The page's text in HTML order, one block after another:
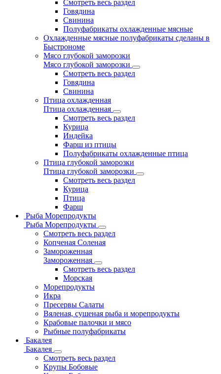
Смотреть весь раздел
Говядина
Свинина
Полуфабрикаты охлажденные мясные
Охлажденные мясные полуфабрикаты сделаны в
Быстрономе
Мясо глубокой заморозки
Мясо глубокой заморозки
Смотреть весь раздел
Говядина
Свинина
Птица охлажденная
Птица охлажденная
Смотреть весь раздел
Курица
Индейка
Фарш из птицы
Полуфабрикаты охлажденные птица
Птица глубокой заморозки
Птица глубокой заморозки
Смотреть весь раздел
Курица
Птица
Фарш
Рыба Морепродукты
Рыба Морепродукты
Смотреть весь раздел
Копченая Соленая
Замороженная
Замороженная
Смотреть весь раздел
Морская
Морепродукты
Икра
Пресервы Салаты
Вяленая, сушеная рыба и морепродукты
Крабовые палочки и мясо
Рыбные полуфабрикаты
Бакалея
Бакалея
Смотреть весь раздел
Крупы Бобовые